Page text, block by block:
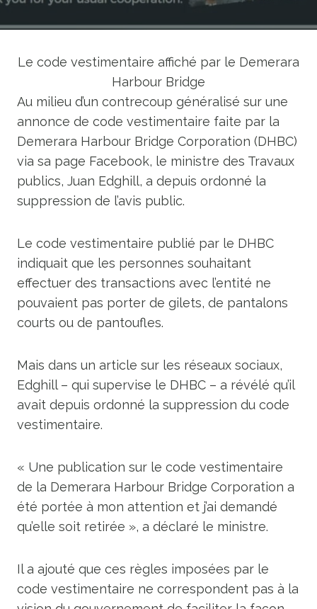
Le code vestimentaire affiché par le Demerara
Harbour Bridge
Au milieu d’un contrecoup généralisé sur une
annonce de code vestimentaire faite par la
Demerara Harbour Bridge Corporation (DHBC)
via sa page Facebook, le ministre des Travaux
publics, Juan Edghill, a depuis ordonné la
suppression de l’avis public.
Le code vestimentaire publié par le DHBC
indiquait que les personnes souhaitant
effectuer des transactions avec l’entité ne
pouvaient pas porter de gilets, de pantalons
courts ou de pantoufles.
Mais dans un article sur les réseaux sociaux,
Edghill – qui supervise le DHBC – a révélé qu’il
avait depuis ordonné la suppression du code
vestimentaire.
« Une publication sur le code vestimentaire
de la Demerara Harbour Bridge Corporation a
été portée à mon attention et j’ai demandé
qu’elle soit retirée », a déclaré le ministre.
Il a ajouté que ces règles imposées par le
code vestimentaire ne correspondent pas à la